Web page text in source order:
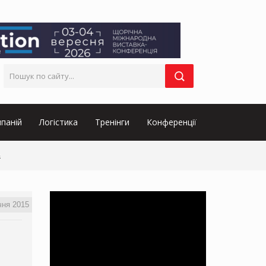
Логістика Тренінги Конференції
2015